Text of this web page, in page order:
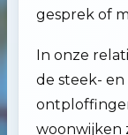
gesprek of
In onze
de steek-
woonwijken